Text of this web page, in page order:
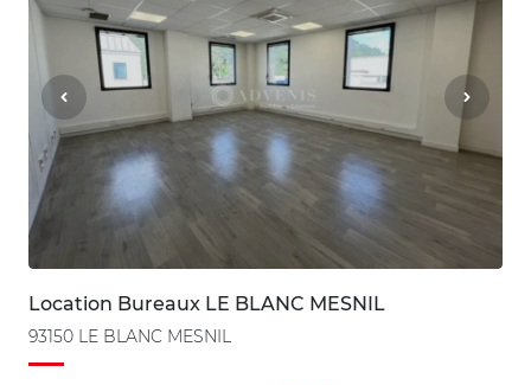
Location Bureaux LE BLANC MESNIL
93150 LE BLANC MESNIL